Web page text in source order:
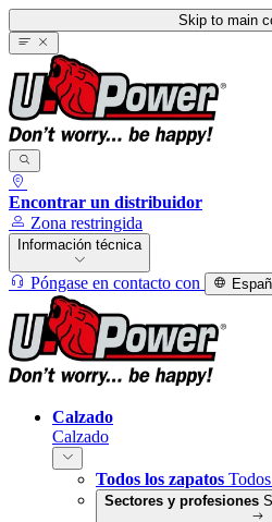
Skip to main
Encontrar un distribuidor
Zona restringida
Información técnica
Póngase en contacto con
Calzado
Calzado
Todos los zapatos
Sectores y profesiones